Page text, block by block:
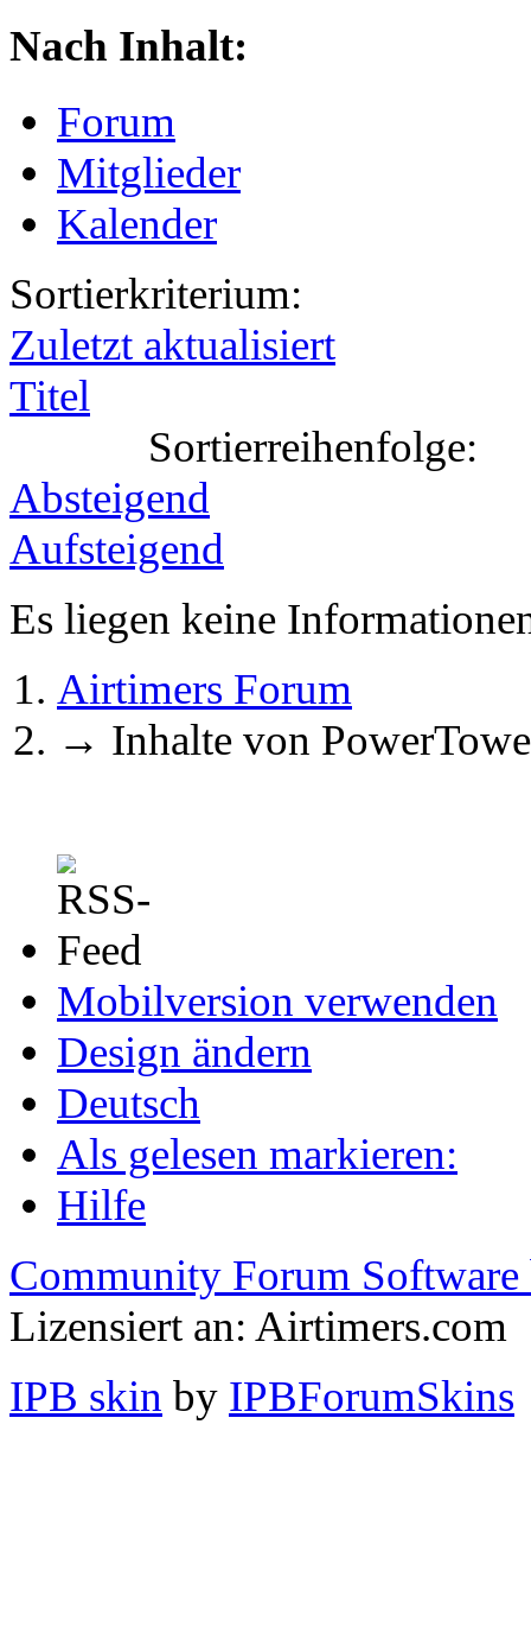
Nach Inhalt:
Forum
Mitglieder
Kalender
Sortierkriterium:
Zuletzt aktualisiert
Titel
Sortierreihenfolge:
Absteigend
Aufsteigend
Es liegen keine
Airtimers Forum
→ Inhalte von
Mobilversion verwenden
Design ändern
Deutsch
Als gelesen markieren:
Hilfe
Community Forum Software
Lizensiert an: Airtimers.com
IPB skin by IPBForumSkins